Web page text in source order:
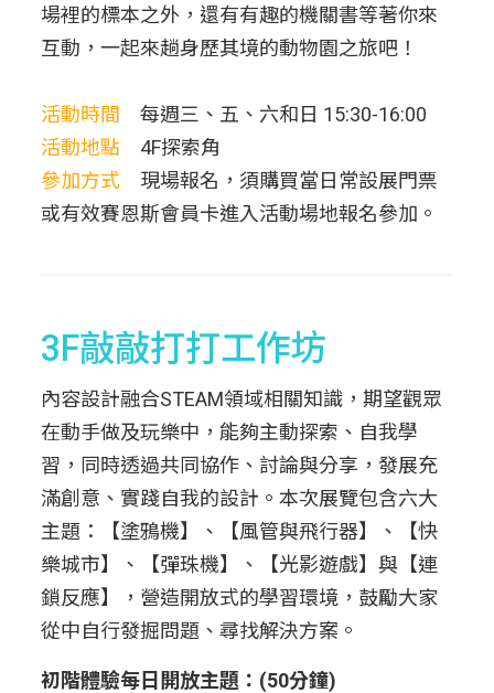
場裡的標本之外，還有有趣的機關書等著你來
互動，一起來趟身歷其境的動物園之旅吧！
活動時間
每週三、五、六和日 15:30-16:00
活動地點 4F探索角
參加方式 現場報名，須購買當日常設展門票
或有效賽恩斯會員卡進入活動場地報名參加。
3F敲敲打打工作坊
內容設計融合STEAM領域相關知識，期望觀眾
在動手做及玩樂中，能夠主動探索、自我學
習，同時透過共同協作、討論與分享，發展充
滿創意、實踐自我的設計。本次展覽包含六大
主題：【塗鴉機】、【風管與飛行器】、【快
樂城市】、【彈珠機】、【光影遊戲】與【連
鎖反應】，營造開放式的學習環境，鼓勵大家
從中自行發掘問題、尋找解決方案。
初階體驗每日開放主題：(50分鐘)